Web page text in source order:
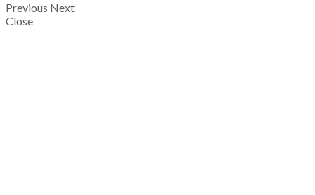
Previous Next
Close